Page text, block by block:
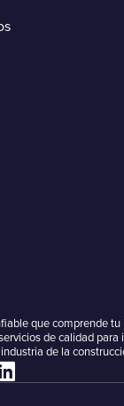
que comprende tu
de calidad para
de la